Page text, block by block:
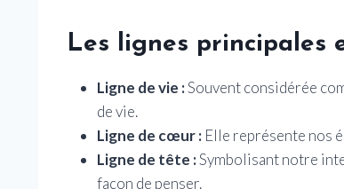
Les lignes principales
Ligne de vie :Souvent considérée
de vie.
Ligne de cœur : Elle représente nos
Ligne de tête :Symbolisant notre
façon de penser.